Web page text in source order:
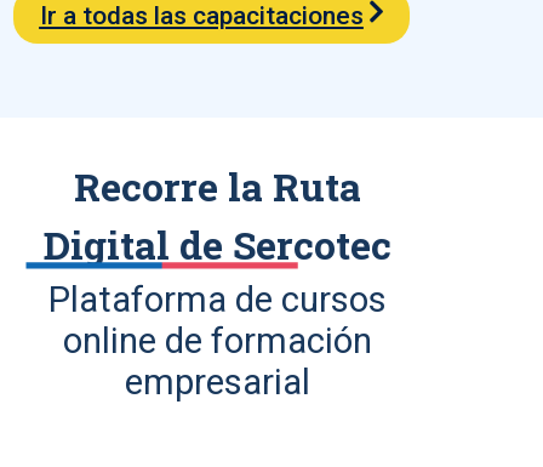
Ir a todas las capacitaciones
Recorre la Ruta
Digital de Sercotec
Plataforma de cursos
online de formación
empresarial